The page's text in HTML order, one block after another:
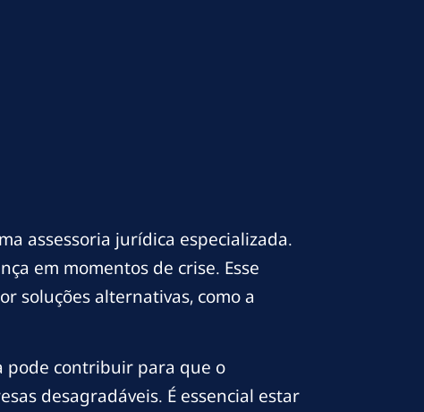
assessoria jurídica especializada.
em momentos de crise. Esse
soluções alternativas, como a
pode contribuir para que o
desagradáveis. É essencial estar